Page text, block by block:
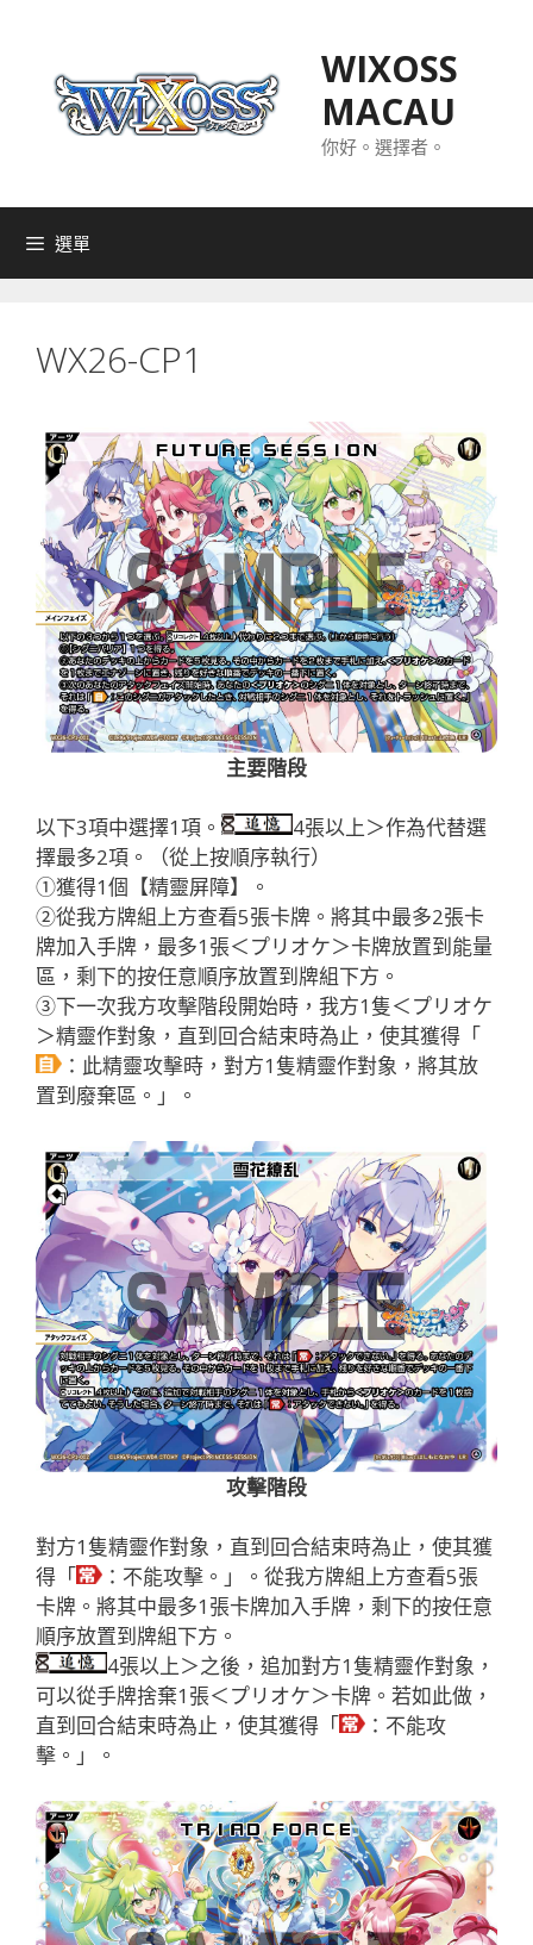
WIXOSS
MACAU
你好。選擇者。
選單
WX26-CP1
主要階段
以下3項中選擇1項。
4張以上＞作為代替選
擇最多2項。（從上按順序執行）
①獲得1個【精靈屏障】。
②從我方牌組上方查看5張卡牌。將其中最多2張卡
牌加入手牌，最多1張＜プリオケ＞卡牌放置到能量
區，剩下的按任意順序放置到牌組下方。
③下一次我方攻擊階段開始時，我方1隻＜プリオケ
＞精靈作對象，直到回合結束時為止，使其獲得「
：此精靈攻擊時，對方1隻精靈作對象，將其放
置到廢棄區。」。
攻擊階段
對方1隻精靈作對象，直到回合結束時為止，使其獲
得「
：不能攻擊。」。從我方牌組上方查看5張
卡牌。將其中最多1張卡牌加入手牌，剩下的按任意
順序放置到牌組下方。
4張以上＞之後，追加對方1隻精靈作對象，
可以從手牌捨棄1張＜プリオケ＞卡牌。若如此做，
直到回合結束時為止，使其獲得「
：不能攻
擊。」。